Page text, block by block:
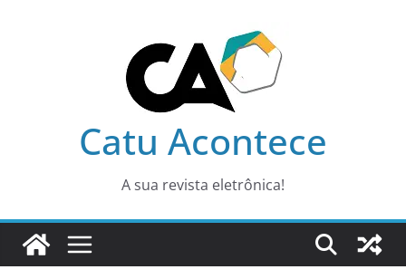
Catu Acontece
A sua revista eletrônica!